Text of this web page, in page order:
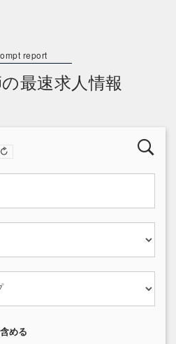
最速求人情報
める